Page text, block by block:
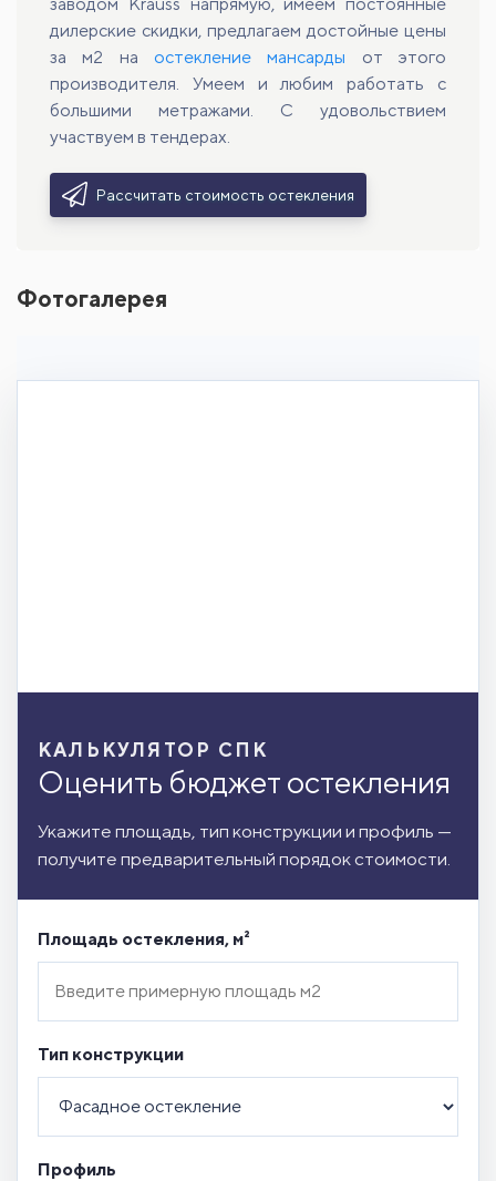
дилерские скидки, предлагаем достойные цены
за м2 на остекление мансарды от этого
производителя. Умеем и любим работать с
большими метражами. С удовольствием
участвуем в тендерах.
Рассчитать стоимость остекления
Фотогалерея
КАЛЬКУЛЯТОР СПК
Оценить бюджет остекления
Укажите площадь, тип конструкции и профиль —
получите предварительный порядок стоимости.
Площадь остекления, м²
Тип конструкции
Профиль